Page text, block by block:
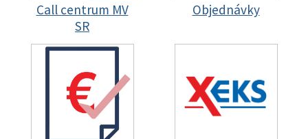
Call centrum MV
SR
Objednávky